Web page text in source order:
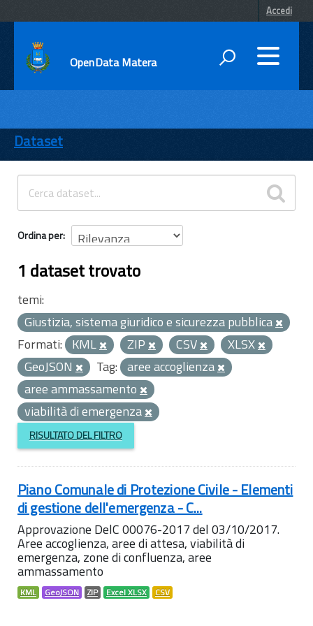
Accedi
OpenData Matera
ENTI
TEMI
INFORMAZIONI
Dataset
Ordina per
1 dataset trovato
temi:
Giustizia, sistema giuridico e sicurezza pubblica
Formati: KML ZIP CSV
XLSX
GeoJSON
Tag: aree accoglienza
aree ammassamento
viabilità di emergenza
RISULTATO DEL FILTRO
Piano Comunale di Protezione Civile - Elementi
di gestione dell'emergenza - C...
Approvazione DelC 00076-2017 del 03/10/2017.
Aree accoglienza, aree di attesa, viabilità di
emergenza, zone di confluenza, aree
ammassamento
KML GeoJSON ZIP Excel XLSX CSV